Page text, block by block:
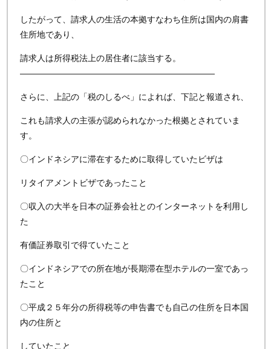
したがって、請求人の生活の本拠すなわち住所は国内の肩書
住所地であり、
請求人は所得税法上の居住者に該当する。
———————————————————————
さらに、上記の「税のしるべ」によれば、下記と報道され、
これも請求人の主張が認められなかった根拠とされていま
す。
〇インドネシアに滞在するために取得していたビザは
リタイアメントビザであったこと
〇収入の大半を日本の証券会社とのインターネットを利用し
た
有価証券取引で得ていたこと
〇インドネシアでの所在地が長期滞在型ホテルの一室であっ
たこと
〇平成２５年分の所得税等の申告書でも自己の住所を日本国
内の住所と
していたこと